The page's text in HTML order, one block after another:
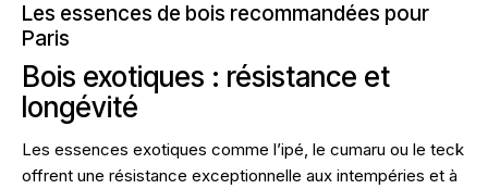
Les essences de bois recommandées pour
Paris
Bois exotiques : résistance et
longévité
Les essences exotiques comme l’ipé, le cumaru ou le teck
offrent une résistance exceptionnelle aux intempéries et à